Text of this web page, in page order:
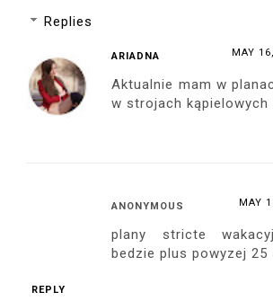
Replies
ARIADNA MAY
Aktualnie mam w
w strojach kąpielowych
ANONYMOUS MAY
plany stricte
bedzie plus powyzej 25
REPLY